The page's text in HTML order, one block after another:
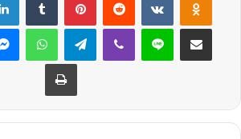
MessengerWhatsAppTelegramViber Line E-Posta ile
Yazdır